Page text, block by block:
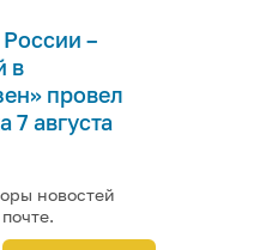
–
в
провел
7 августа
новостей